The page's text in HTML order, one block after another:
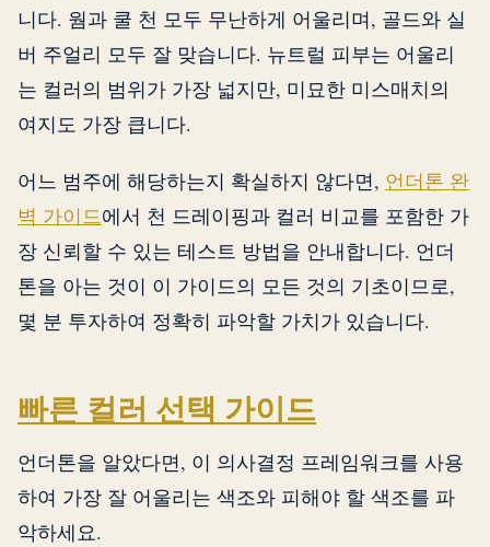
니다. 웜과 쿨 천 모두 무난하게 어울리며, 골드와 실
버 주얼리 모두 잘 맞습니다. 뉴트럴 피부는 어울리
는 컬러의 범위가 가장 넓지만, 미묘한 미스매치의
여지도 가장 큽니다.
어느 범주에 해당하는지 확실하지 않다면, 언더톤 완
벽 가이드에서 천 드레이핑과 컬러 비교를 포함한 가
장 신뢰할 수 있는 테스트 방법을 안내합니다. 언더
톤을 아는 것이 이 가이드의 모든 것의 기초이므로,
몇 분 투자하여 정확히 파악할 가치가 있습니다.
빠른 컬러 선택 가이드
언더톤을 알았다면, 이 의사결정 프레임워크를 사용
하여 가장 잘 어울리는 색조와 피해야 할 색조를 파
악하세요.